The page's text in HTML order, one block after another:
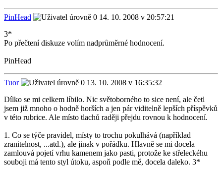
PinHead
14. 10. 2008 v 20:57:21
3*
Po přečtení diskuze volím nadprůměrné hodnocení.
PinHead
Tuor
13. 10. 2008 v 16:35:32
Dílko se mi celkem líbilo. Nic světoborného to sice není, ale četl
jsem již mnoho o hodně horších a jen pár viditelně lepších příspěvků
v této rubrice. Ale místo tlachů raději přejdu rovnou k hodnocení.
1. Co se týče pravidel, místy to trochu pokulhává (například
zranitelnost, ...atd.), ale jinak v pořádku. Hlavně se mi docela
zamlouvá pojetí vrhu kamenem jako pasti, protože ke střeleckéhu
souboji má tento styl útoku, aspoň podle mě, docela daleko. 3*